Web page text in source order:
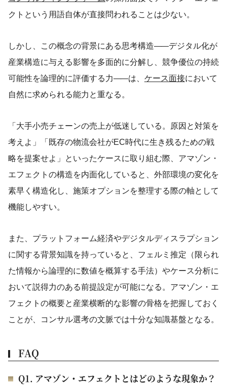
クトという用語自体が直接問われることは少ない。
しかし、この概念の背景にある思考構造——デジタル化が
産業構造に与える影響を多面的に分解し、競争優位の持続
可能性を論理的に評価する力——は、 ケース面接において
自然に求められる能力と重なる。
「大手小売チェーンの売上が低迷している。原因と対策を
考えよ」「既存の物流会社がEC時代に生き残るための戦
略を提案せよ」といったケースに取り組む際、アマゾン・
エフェクトの構造を内面化していると、外部環境の変化を
素早く構造化し、施策オプションを整理する際の軸として
機能しやすい。
また、プラットフォーム経済やデジタルディスラプション
に関する背景知識を持っていると、フェルミ推定（限られ
た情報から論理的に数値を概算する手法）やケース分析に
おいて説得力のある前提設定が可能になる。アマゾン・エ
フェクトの概要と産業横断的な影響の骨格を把握しておく
ことが、コンサル選考の文脈では十分な知識基盤となる。
FAQ
Q1. アマゾン・エフェクトとはどのような現象か？